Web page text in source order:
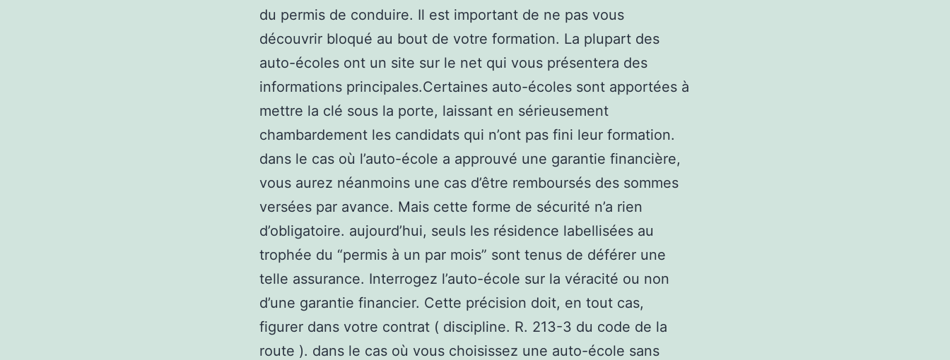
du permis de conduire. Il est important de ne pas vous
découvrir bloqué au bout de votre formation. La plupart des
auto-écoles ont un site sur le net qui vous présentera des
informations principales.Certaines auto-écoles sont apportées à
mettre la clé sous la porte, laissant en sérieusement
chambardement les candidats qui n’ont pas fini leur formation.
dans le cas où l’auto-école a approuvé une garantie financière,
vous aurez néanmoins une cas d’être remboursés des sommes
versées par avance. Mais cette forme de sécurité n’a rien
d’obligatoire. aujourd’hui, seuls les résidence labellisées au
trophée du “permis à un par mois” sont tenus de déférer une
telle assurance. Interrogez l’auto-école sur la véracité ou non
d’une garantie financier. Cette précision doit, en tout cas,
figurer dans votre contrat ( discipline. R. 213-3 du code de la
route ). dans le cas où vous choisissez une auto-école sans